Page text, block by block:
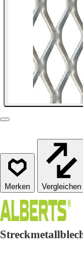
Vergleichen